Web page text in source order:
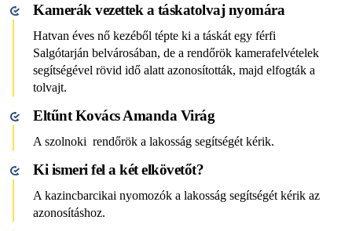
Kamerák vezettek a táskatolvaj nyomára
Hatvan éves nő kezéből tépte ki a táskát egy férfi
Salgótarján belvárosában, de a rendőrök kamerafelvételek
segítségével rövid idő alatt azonosították, majd elfogták a
tolvajt.
Eltűnt Kovács Amanda Virág
A szolnoki rendőrök a lakosság segítségét kérik.
Ki ismeri fel a két elkövetőt?
A kazincbarcikai nyomozók a lakosság segítségét kérik az
azonosításhoz.